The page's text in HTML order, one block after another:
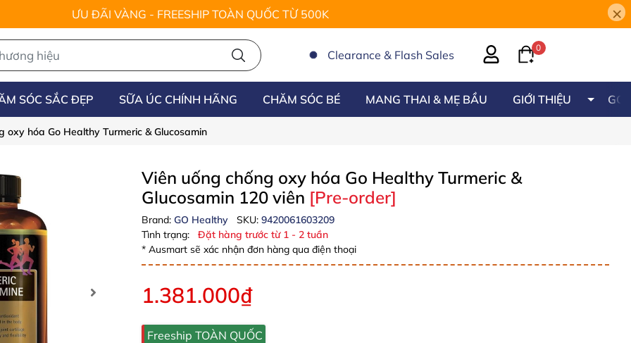
ƯU ĐÃI VÀNG - FREESHIP TOÀN QUỐC TỪ 500K ×
Clearance & Flash Sales
0
SÓC SẮC ĐẸP SỮA ÚC CHÍNH HÃNG CHĂM SÓC BÉ MANG THAI & MẸ BẦU GIỚI THIỆU
oxy hóa Go Healthy Turmeric & Glucosamin
Viên uống chống oxy hóa Go Healthy Turmeric &
Glucosamin 120 viên [Pre-order]
Brand: GO Healthy SKU: 9420061603209
Tình trạng:
Đặt hàng trước từ 1 - 2 tuần
* Ausmart sẽ xác nhận đơn hàng qua điện thoại
1.381.000₫
Freeship TOÀN QUỐC